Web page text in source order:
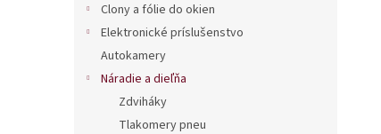
Clony a fólie do okien
Elektronické príslušenstvo
Autokamery
Náradie a dieľňa
Zdviháky
Tlakomery pneu